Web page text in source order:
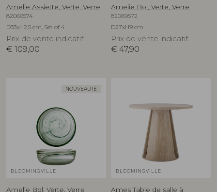
Amelie Assiette, Verte, Verre
82069574
D33xH2,5 cm, Set of 4
Prix de vente indicatif
€ 109,00
Amelie Bol, Verte, Verre
82069572
D27xH9 cm
Prix de vente indicatif
€ 47,90
NOUVEAUTÉ
BLOOMINGVILLE
Amelie Bol, Verte, Verre
BLOOMINGVILLE
Ames Table de salle à